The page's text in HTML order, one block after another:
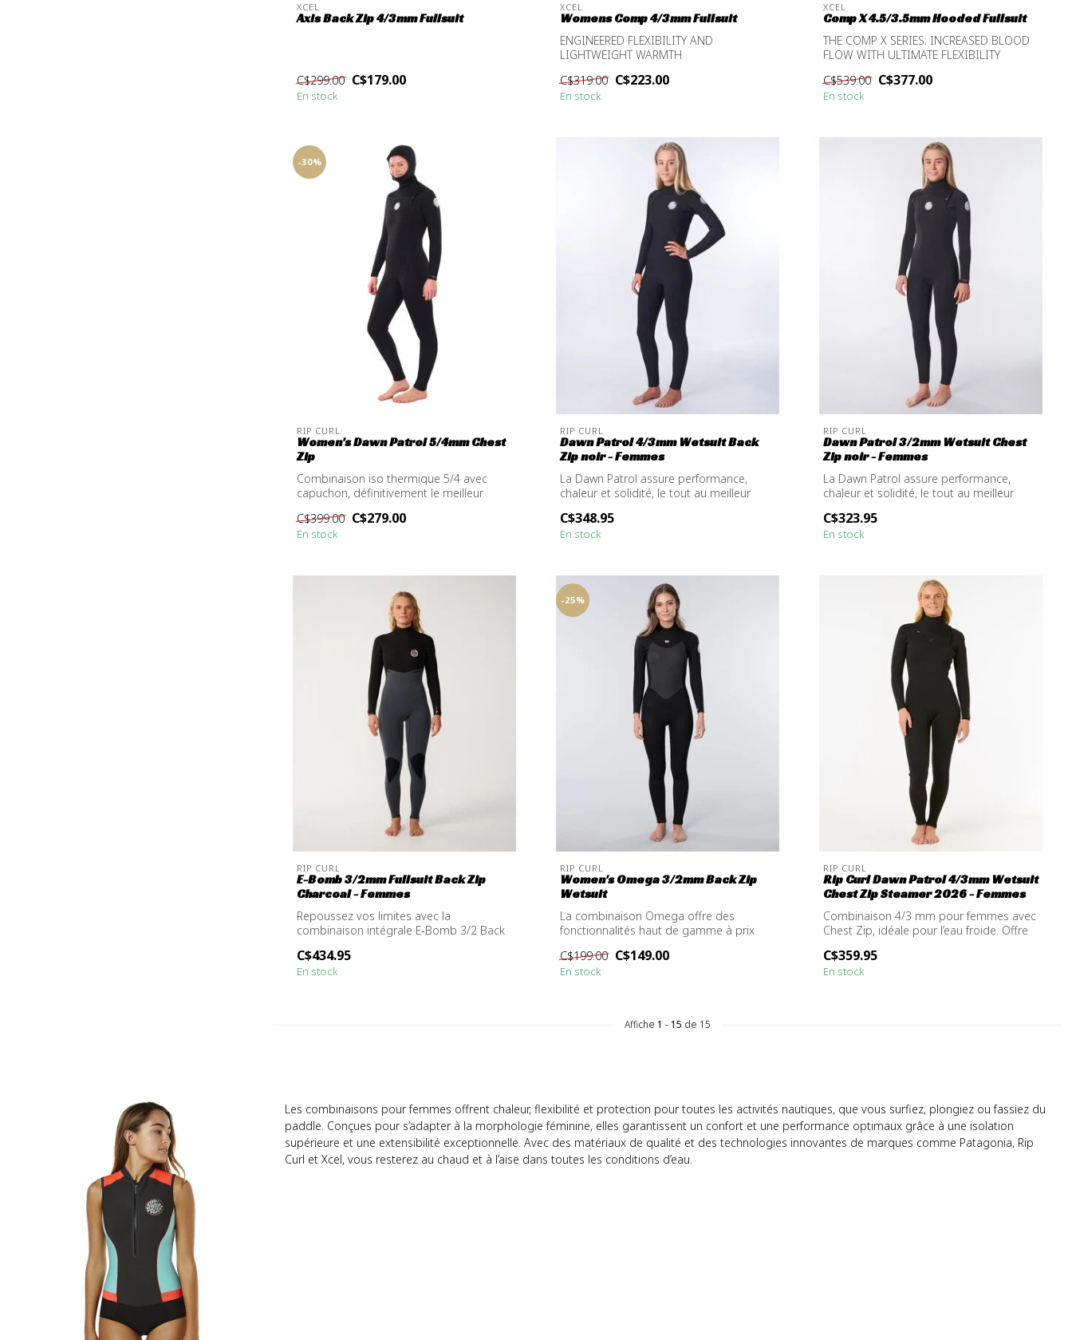
XCEL
Axis Back Zip 4/3mm Fullsuit
C$299.00 C$179.00
En stock
XCEL
Womens Comp 4/3mm Fullsuit
ENGINEERED FLEXIBILITY AND
LIGHTWEIGHT WARMTH
C$319.00 C$223.00
En stock
XCEL
Comp X 4.5/3.5mm Hooded Fullsuit
THE COMP X SERIES: INCREASED BLOOD
FLOW WITH ULTIMATE FLEXIBILITY
C$539.00 C$377.00
En stock
-30%
RIP CURL
Women's Dawn Patrol 5/4mm Chest
Zip
Combinaison iso thermique 5/4 avec
capuchon, définitivement le meilleur
C$399.00 C$279.00
En stock
RIP CURL
Dawn Patrol 4/3mm Wetsuit Back
Zip noir - Femmes
La Dawn Patrol assure performance,
chaleur et solidité, le tout au meilleur
C$348.95
En stock
RIP CURL
Dawn Patrol 3/2mm Wetsuit Chest
Zip noir - Femmes
La Dawn Patrol assure performance,
chaleur et solidité, le tout au meilleur
C$323.95
En stock
RIP CURL
E-Bomb 3/2mm Fullsuit Back Zip
Charcoal - Femmes
Repoussez vos limites avec la
combinaison intégrale E‑Bomb 3/2 Back
C$434.95
En stock
-25%
RIP CURL
Women's Omega 3/2mm Back Zip
Wetsuit
La combinaison Omega offre des
fonctionnalités haut de gamme à prix
C$199.00 C$149.00
En stock
RIP CURL
Rip Curl Dawn Patrol 4/3mm Wetsuit
Chest Zip Steamer 2026 - Femmes
Combinaison 4/3 mm pour femmes avec
Chest Zip, idéale pour l’eau froide. Offre
C$359.95
En stock
Affiche 1 - 15 de 15
Les combinaisons pour femmes offrent chaleur, flexibilité et protection pour toutes les activités nautiques, que vous surfiez, plongiez ou fassiez du
paddle. Conçues pour s’adapter à la morphologie féminine, elles garantissent un confort et une performance optimaux grâce à une isolation
supérieure et une extensibilité exceptionnelle. Avec des matériaux de qualité et des technologies innovantes de marques comme Patagonia, Rip
Curl et Xcel, vous resterez au chaud et à l’aise dans toutes les conditions d’eau.